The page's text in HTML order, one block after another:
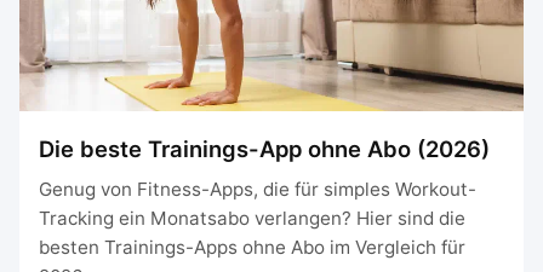
Die beste Trainings-App ohne Abo (2026)
Genug von Fitness-Apps, die für simples Workout-
Tracking ein Monatsabo verlangen? Hier sind die
besten Trainings-Apps ohne Abo im Vergleich für